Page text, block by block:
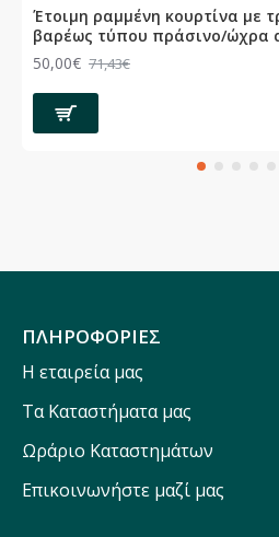
Έτοιμη ραμμένη κουρτίνα με
βαρέως τύπου πράσινο/ώχρα
50,00€ 71,43€
ΠΛΗΡΟΦΟΡΙΕΣ
Η εταιρεία μας
Τα Καταστήματα μας
Ωράριο Καταστημάτων
Επικοινωνήστε μαζί μας